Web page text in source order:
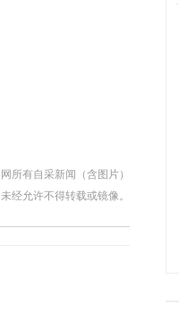
所有自采新闻（含图片）
经允许不得转载或镜像。